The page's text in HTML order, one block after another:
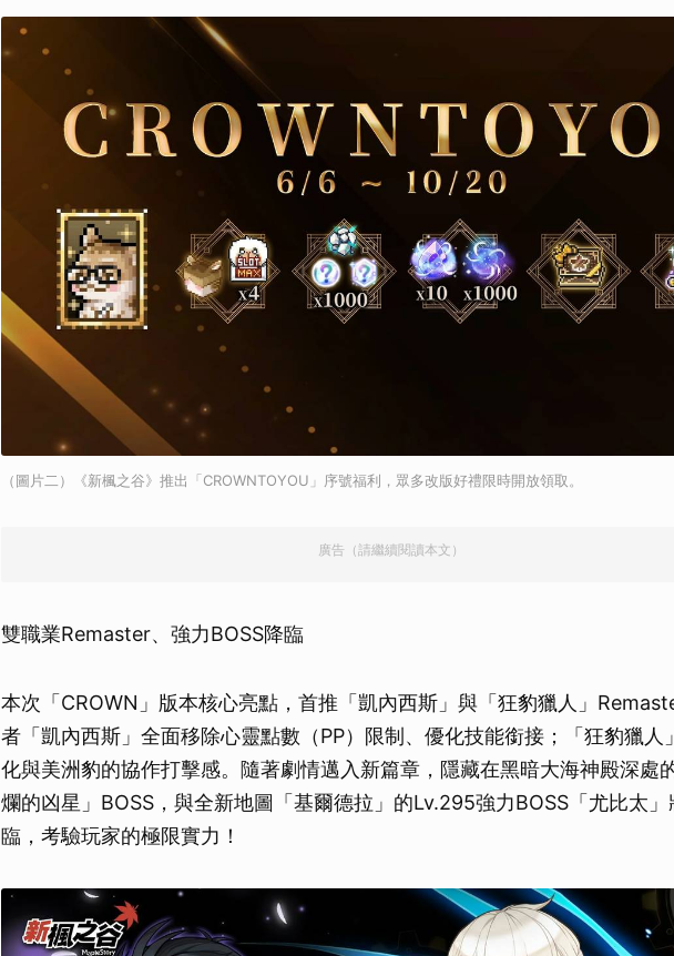
（圖片二）《新楓之谷》推出「CROWNTOYOU」序號福利，眾多改版好禮限時開放領取。
廣告（請繼續閱讀本文）
雙職業Remaster、強力BOSS降臨
本次「CROWN」版本核心亮點，首推「凱內西斯」與「狂豹獵人」
者「凱內西斯」全面移除心靈點數（PP）限制、優化技能銜接；「狂豹獵人
化與美洲豹的協作打擊感。隨著劇情邁入新篇章，隱藏在黑暗大海神殿深處
爛的凶星」BOSS，與全新地圖「基爾德拉」的Lv.295強力BOSS「尤比太」
臨，考驗玩家的極限實力！
取消